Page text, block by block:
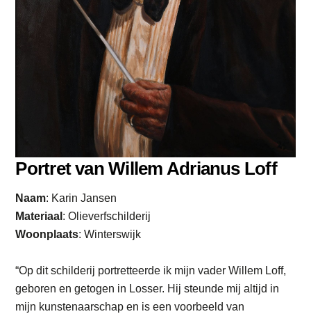
Portret van Willem Adrianus Loff
Naam: Karin Jansen
Materiaal : Olieverfschilderij
Woonplaats: Winterswijk
“Op dit schilderij portretteerde ik mijn vader Willem Loff,
geboren en getogen in Losser. Hij steunde mij altijd in
mijn kunstenaarschap en is een voorbeeld van